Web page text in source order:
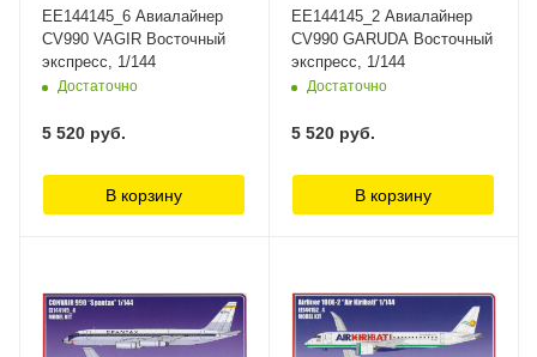
ЕЕ144145_6 Авиалайнер
CV990 VAGIR Восточный
экспресс, 1/144
Достаточно
5 520 руб.
В корзину
ЕЕ144145_2 Авиалайнер
CV990 GARUDA Восточный
экспресс, 1/144
Достаточно
5 520 руб.
В корзину